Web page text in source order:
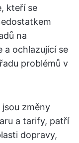
kteří se
na
a ochlazující se
problémů v
jsou změny
a tarify, patří
dopravy,